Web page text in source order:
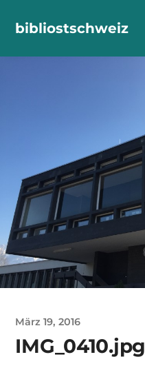
bibliostschweiz
März 19, 2016
IMG_0410.jpg